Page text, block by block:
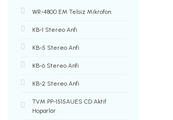
WR-4800 EM Telsiz Mikrofon
KB-1 Stereo Anfi
KB-5 Stereo Anfi
KB-6 Stereo Anfi
KB-2 Stereo Anfi
TVM PP-1515AUES CD Aktif
Hoparlör